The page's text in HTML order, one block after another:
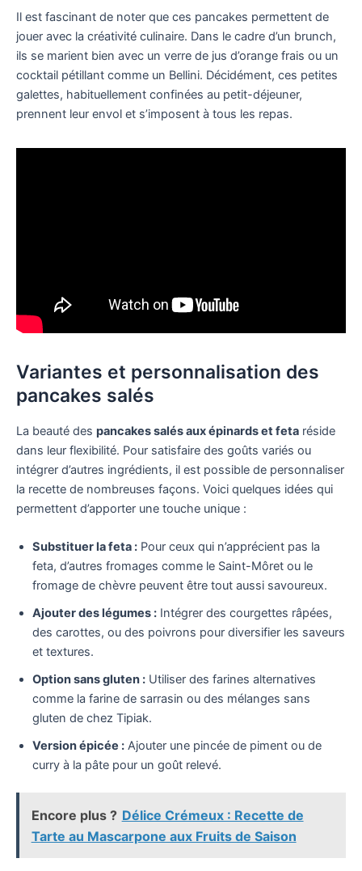
Il est fascinant de noter que ces pancakes permettent de
jouer avec la créativité culinaire. Dans le cadre d’un brunch,
ils se marient bien avec un verre de jus d’orange frais ou un
cocktail pétillant comme un Bellini. Décidément, ces petites
galettes, habituellement confinées au petit-déjeuner,
prennent leur envol et s’imposent à tous les repas.
Variantes et personnalisation des
pancakes salés
La beauté des pancakes salés aux épinards et feta réside
dans leur flexibilité. Pour satisfaire des goûts variés ou
intégrer d’autres ingrédients, il est possible de personnaliser
la recette de nombreuses façons. Voici quelques idées qui
permettent d’apporter une touche unique :
Substituer la feta : Pour ceux qui n’apprécient pas la
feta, d’autres fromages comme le Saint-Môret ou le
fromage de chèvre peuvent être tout aussi savoureux.
Ajouter des légumes : Intégrer des courgettes râpées,
des carottes, ou des poivrons pour diversifier les saveurs
et textures.
Option sans gluten : Utiliser des farines alternatives
comme la farine de sarrasin ou des mélanges sans
gluten de chez Tipiak.
Version épicée : Ajouter une pincée de piment ou de
curry à la pâte pour un goût relevé.
Encore plus ? Délice Crémeux : Recette de
Tarte au Mascarpone aux Fruits de Saison